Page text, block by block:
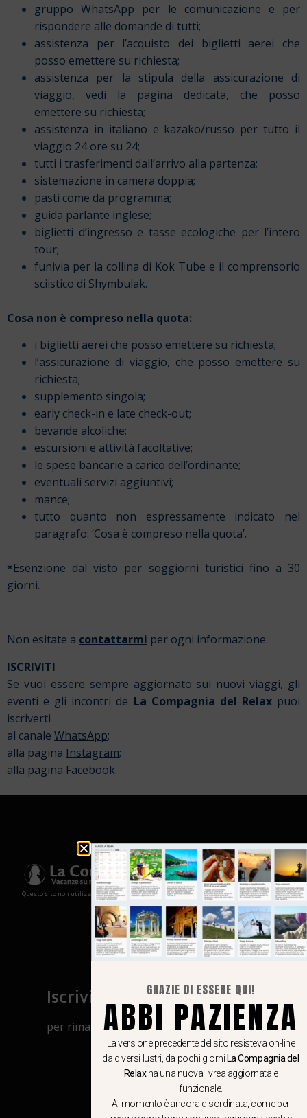
gruppo WhatsApp per le comunicazione e per
rispondere alle domande di tutti;
assistenza per l’acquisto dei biglietti aerei che
posso emettere su richiesta;
assistenza per la stipula della assicurazione di
viaggio, vedi la pagina dedicata, che posso
emettere su richiesta;
assistenza in italiano e kazako/russo per tutto il
viaggio 24 ore su 24;
tutti i trasferimenti dall’arrivo alla partenza;
sistemazione in camera doppia;
pasti come da programma;
guida parlante inglese;
biglietti d’ingresso e tasse ecologiche per l’intero
tour;
funivia per la collina di Kok Tube e il comprensorio
sciistico di Shymbulak.
Cosa non è compreso nella quota:
i biglietti aerei che posso emettere su richiesta;
l’assicurazione di viaggio, che posso emettere su
richiesta;
supplemento singola;
early check-in e late check-out;
bevande alcoliche;
escursioni e attività facoltative;
le spese bancarie a carico dell’ordinante;
eventuali servizi aggiuntivi;
mance;
tutto quanto non espressamente indicato nel
paragrafo: ‘Cosa è compreso nella quota’.
*Esenzione dal visto per soggiorni turistici fino a 30
giorni.
Non esitate a contattarmi per ogni informazione.
ISCRIVITI
Se vuoi essere sempre aggiornato sui nuovi viaggi, gli
eventi e gli incontri de La Compagnia del Relax puoi
iscriverti
al canale WhatsApp;
alla pagina Instagram;
alla pagina Facebook.
Questo sito non utilizza cookies e non memorizza in alcun modo le tue informazioni
Iscriviti al canale Whatsapp
per rimanere aggiornato su viaggi, eventi
e notizie!
CLICCA QUI
GRAZIE DI ESSERE QUI!
ABBI PAZIENZA
La versione precedente del sito resisteva on-line
da diversi lustri, da pochi giorni La Compagnia del
Relaxha una nuova livrea aggiornata e
funzionale.
Al momento è ancora disordinata, come per